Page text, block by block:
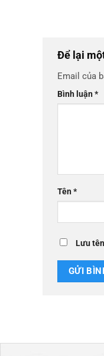
Để lại
Email của
Bình luận*
Tên*
Lưu